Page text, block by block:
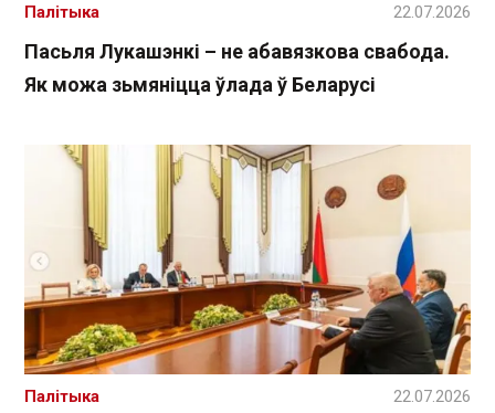
Пасьля Лукашэнкі – не абавязкова свабода.
Як можа зьмяніцца ўлада ў Беларусі
Палітыка 22.07.2026
Палітыка 22.07.2026